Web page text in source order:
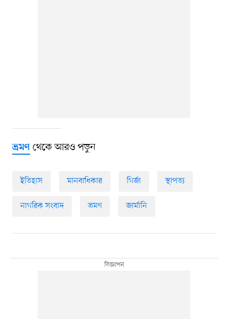
ভ্রমণথেকে আরও পড়ুন
ইতিহাস মানবাধিকার গির্জা স্থাপত্য
নাগরিক সংবাদ ভ্রমণ জার্মানি